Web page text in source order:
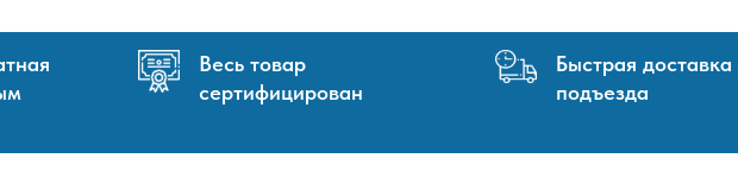
Весь товар
сертифицирован
Быстрая доставка
подъезда